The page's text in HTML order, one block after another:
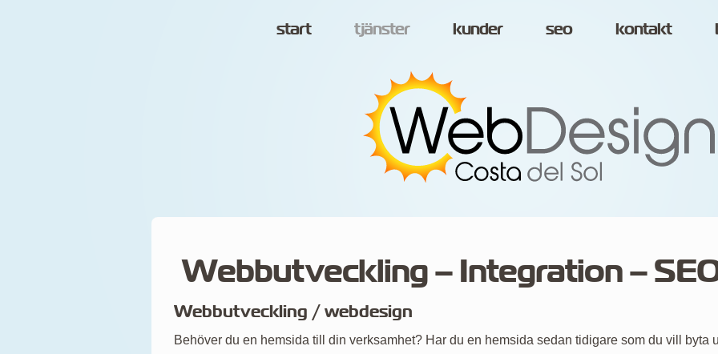
start tjänster kunder seo kontakt
Webbutveckling – Integration –
Webbutveckling / webdesign
Behöver du en hemsida till din verksamhet? Har du en hemsida sedan tidigare som du vill byta